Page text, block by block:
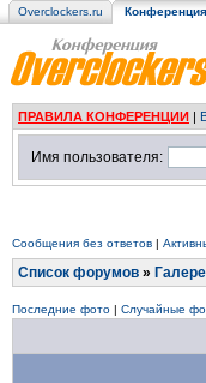
Overclockers.ru Конференция
ПРАВИЛА КОНФЕРЕНЦИИ |
Имя пользователя:
Сообщения без ответов |
Список форумов »
Последние фото | Случайные